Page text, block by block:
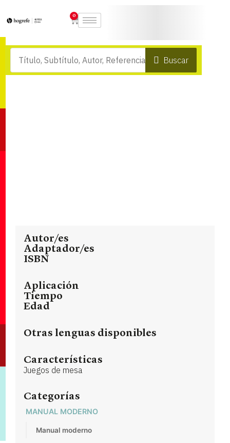
0
Buscar
Autor/es
Adaptador/es
ISBN
Aplicación
Tiempo
Edad
Otras lenguas disponibles
Características
Juegos de mesa
Categorías
MANUAL MODERNO
Manual moderno